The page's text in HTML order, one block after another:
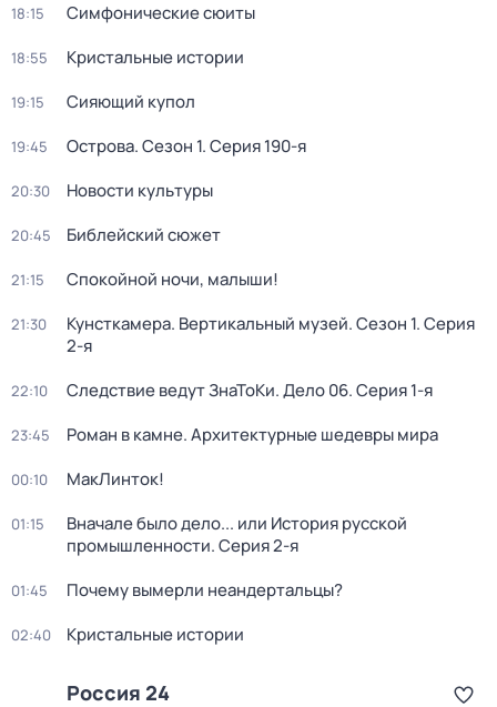
18:15 Симфонические сюиты
18:55 Кристальные истории
19:15 Сияющий купол
19:45 Острова. Сезон 1. Серия 190-я
20:30 Новости культуры
20:45 Библейский сюжет
21:15 Спокойной ночи, малыши!
21:30 Кунсткамера. Вертикальный музей. Сезон 1. Серия
2-я
22:10 Следствие ведут ЗнаТоКи. Дело 06. Серия 1-я
23:45 Роман в камне. Архитектурные шедевры мира
00:10 МакЛинток!
01:15
Вначале было дело... или История русской
промышленности. Серия 2-я
01:45 Почему вымерли неандертальцы?
02:40 Кристальные истории
Россия 24